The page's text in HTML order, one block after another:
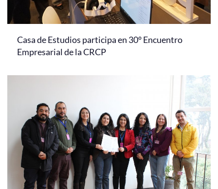
Casa de Estudios participa en 30° Encuentro
Empresarial de la CRCP